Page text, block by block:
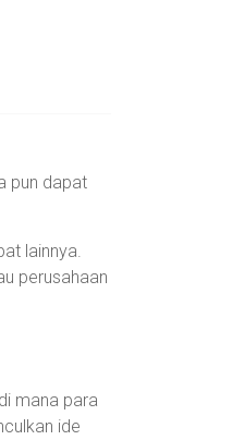
pun dapat
lainnya.
perusahaan
mana para
ide